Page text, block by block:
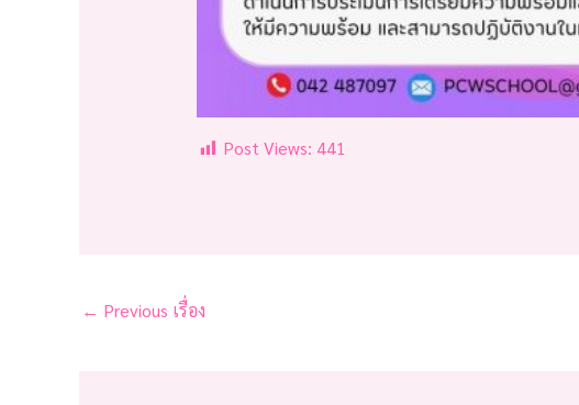
Post Views: 441
← Previous เรื่อง